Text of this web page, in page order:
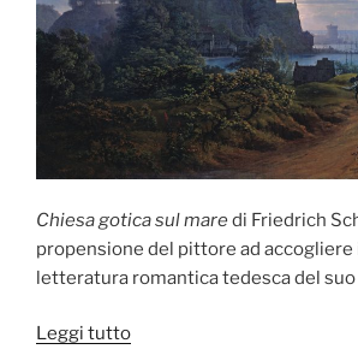
cultura
del
ventre
pieno
di
birra
della
Repubblica
di
Weimar
Hannah
Chiesa gotica sul maredi Friedrich
propensione del pittore ad accogliere
letteratura romantica tedesca del
Leggi tutto“Chiesa